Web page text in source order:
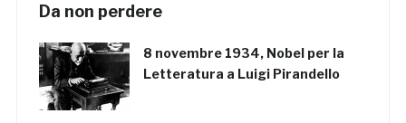
Da non perdere
8 novembre 1934, Nobel per la
Letteratura a Luigi Pirandello